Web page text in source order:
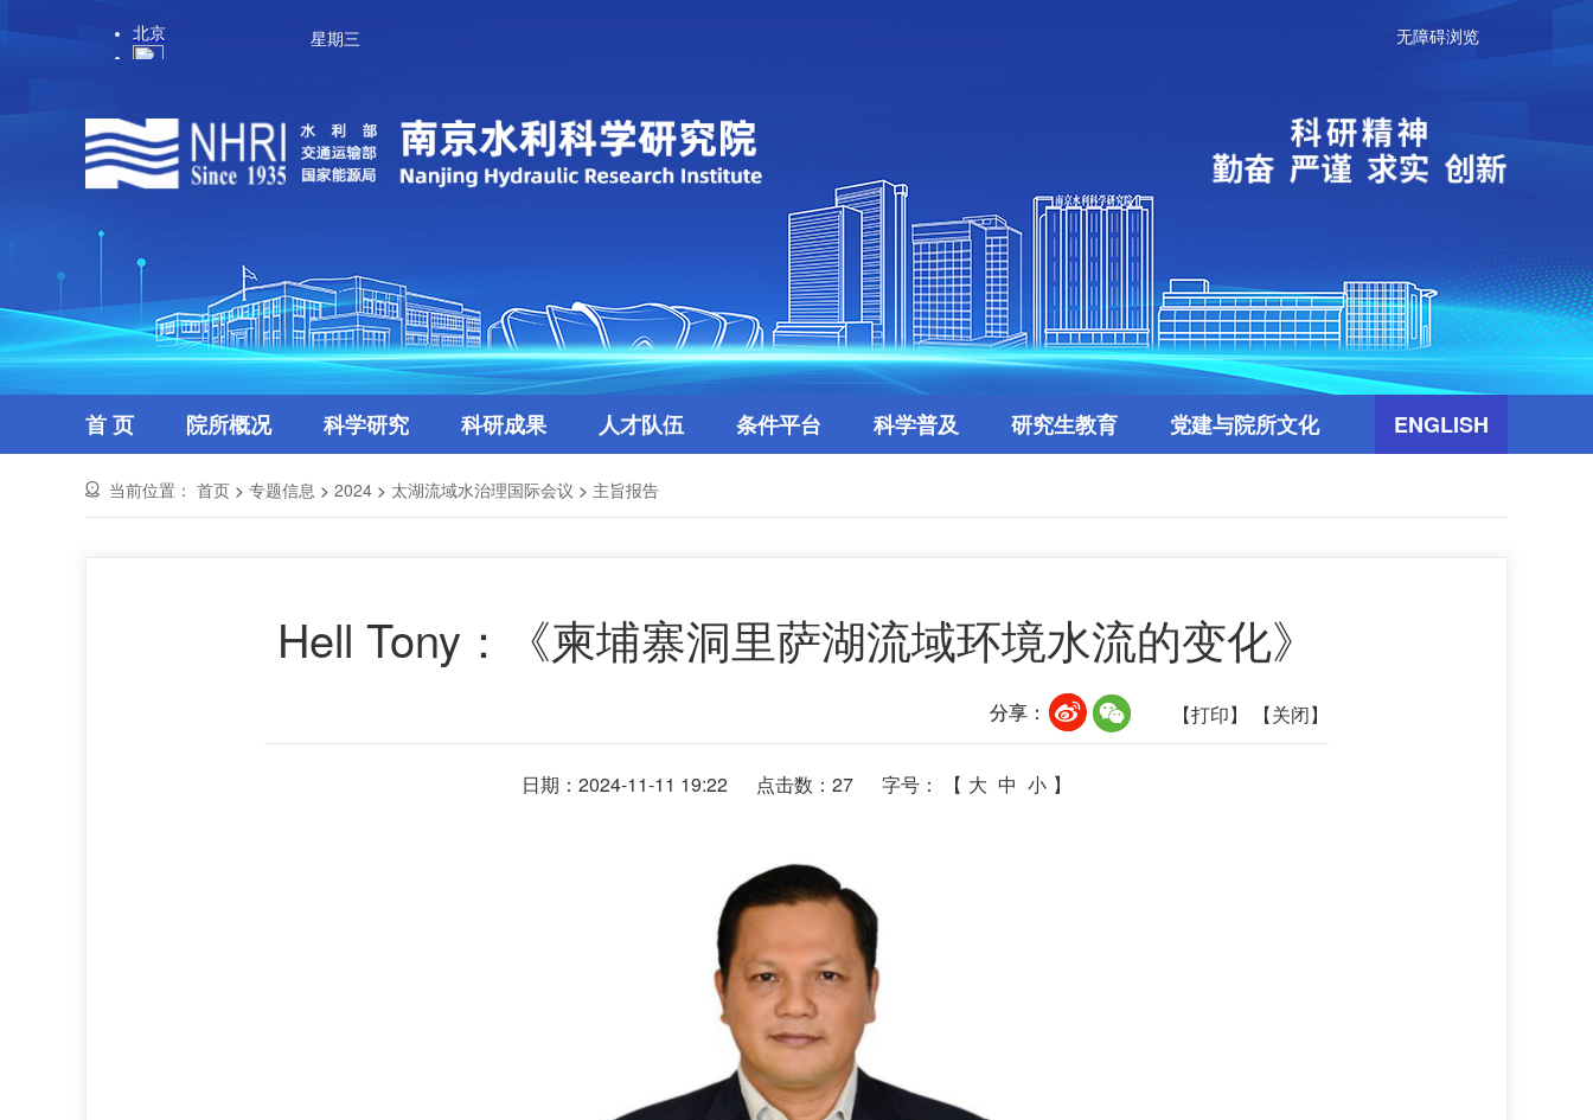
星期三 无障碍浏览
首 页 院所概况 科学研究 科研成果 人才队伍 条件平台 科学普及 研究生教育 党建与院所文化 ENGLISH
当前位置： 首页 > 专题信息 > 2024 > 太湖流域水治理国际会议 > 主旨报告
Hell Tony：《柬埔寨洞里萨湖流域环境水流的变化》
【打印】 【关闭】
分享：
日期：2024-11-11 19:22 点击数： 27 字号： 【 大 中 小 】